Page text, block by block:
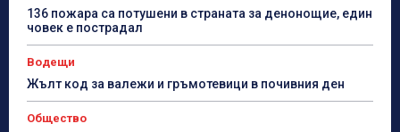
136 пожара са потушени в страната за денонощие, един
човек е пострадал
Водещи
Жълт код за валежи и гръмотевици в почивния ден
Общество